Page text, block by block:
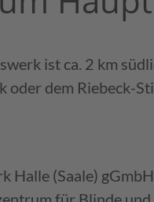
psychischer
Hilfen
ist ca. 2 km
oder dem Riebeck-
Halle (Saale) gGmbH